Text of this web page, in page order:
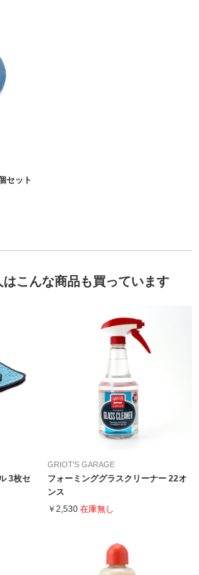
セット
こんな商品も買っています
3枚セ
GRIOT'S GARAGE
フォーミンググラスクリーナー 22オ
ンス
￥2,530 在庫無し